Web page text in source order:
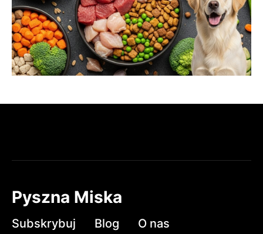
Pyszna Miska
Subskrybuj Blog O nas